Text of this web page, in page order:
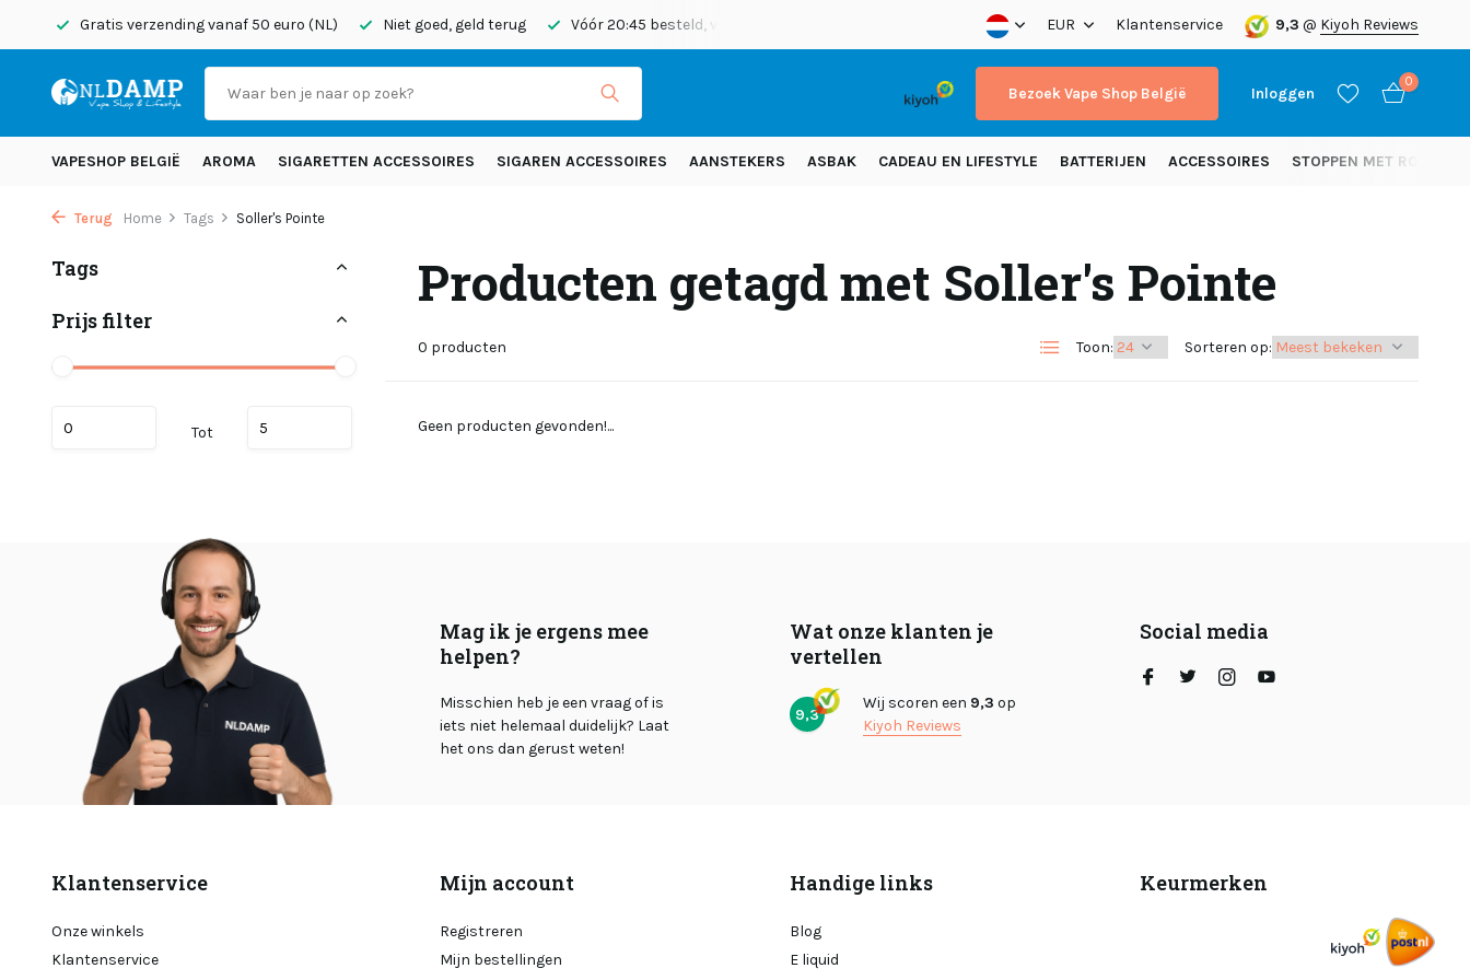
Gratis verzending vanaf 50 euro (NL) Niet goed, geld terug Vóór 20:45 besteld, vandaag verzonden Gratis verzending vanaf 50 euro (NL)
EUR Klantenservice 9,3 @ Kiyoh Reviews
Bezoek Vape Shop België Inloggen
Account aanmaken
0
VAPESHOP BELGIË AROMA SIGARETTEN ACCESSOIRES SIGAREN ACCESSOIRES AANSTEKERS ASBAK CADEAU EN LIFESTYLE BATTERIJEN ACCESSOIRES STOPPEN MET ROKEN
Terug Home Tags Soller's Pointe
Tags
Prijs filter
Tot
Producten getagd met Soller's Pointe
0 producten Toon: Sorteren op:
Geen producten gevonden!...
Mag ik je ergens mee
helpen?
Misschien heb je een vraag of is
iets niet helemaal duidelijk? Laat
het ons dan gerust weten!
Wat onze klanten je
vertellen
9,3
Wij scoren een 9,3 op
Kiyoh Reviews
Social media
Klantenservice
Onze winkels
Klantenservice
Mijn account
Registreren
Mijn bestellingen
Handige links
Blog
E liquid
Keurmerken